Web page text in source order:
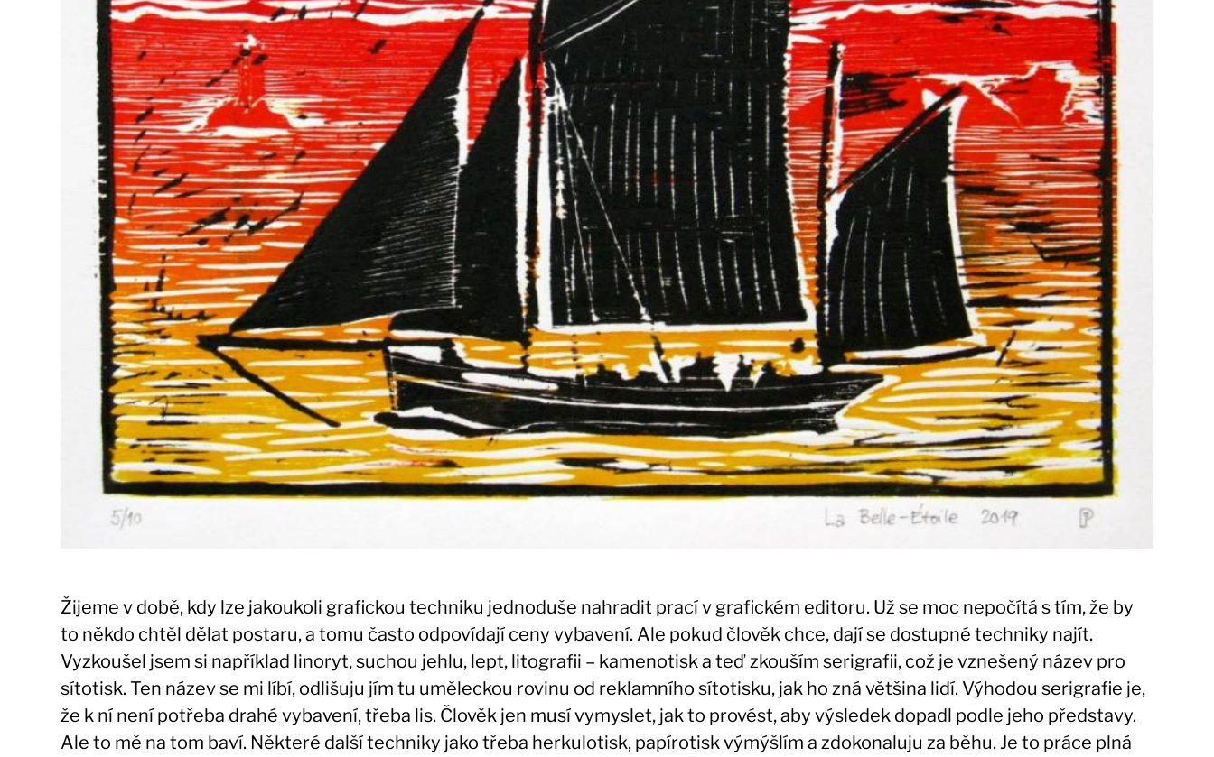
Žijeme v době, kdy lze jakoukoli grafickou techniku jednoduše nahradit prací v grafickém editoru. Už se moc nepočítá s tím, že by
to někdo chtěl dělat postaru, a tomu často odpovídají ceny vybavení. Ale pokud člověk chce, dají se dostupné techniky najít.
Vyzkoušel jsem si například linoryt, suchou jehlu, lept, litografii – kamenotisk a teď zkouším serigrafii, což je vznešený název pro
sítotisk. Ten název se mi líbí, odlišuju jím tu uměleckou rovinu od reklamního sítotisku, jak ho zná většina lidí. Výhodou serigrafie je,
že k ní není potřeba drahé vybavení, třeba lis. Člověk jen musí vymyslet, jak to provést, aby výsledek dopadl podle jeho představy.
Ale to mě na tom baví. Některé další techniky jako třeba herkulotisk, papírotisk výmýšlím a zdokonaluju za běhu. Je to práce plná